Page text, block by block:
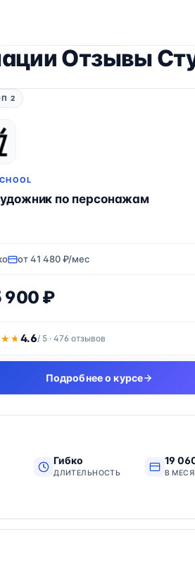
Отзывы
2
по персонажам
от 41 480 ₽/мес
900 ₽
4.6/ 5 · 476 отзывов
Подробнее о курсе
Гибко
ДЛИТЕЛЬНОСТЬ
19
В